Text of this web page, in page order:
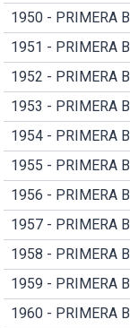
1950 - PRIMERA B
1951 - PRIMERA B
1952 - PRIMERA B
1953 - PRIMERA B
1954 - PRIMERA B
1955 - PRIMERA B
1956 - PRIMERA B
1957 - PRIMERA B
1958 - PRIMERA B
1959 - PRIMERA B
1960 - PRIMERA B